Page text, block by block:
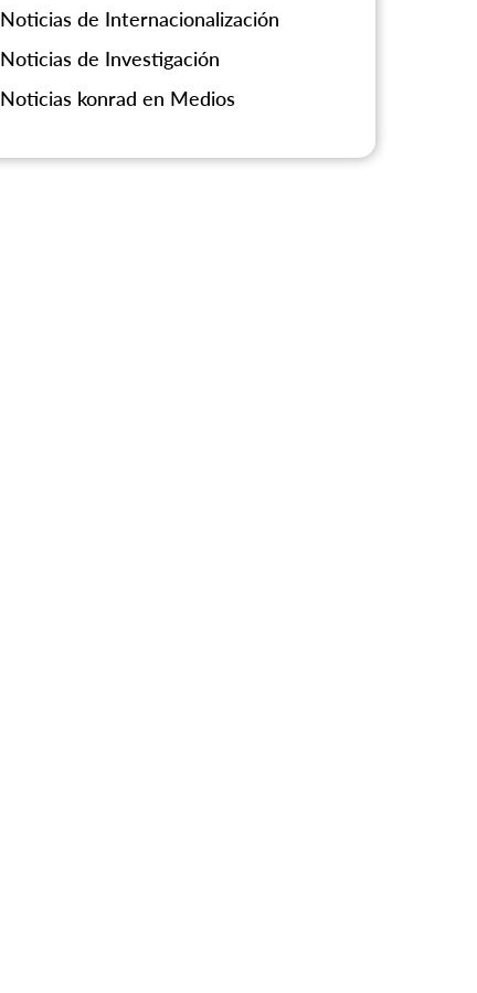
Noticias de Internacionalización
Noticias de Investigación
Noticias konrad en Medios